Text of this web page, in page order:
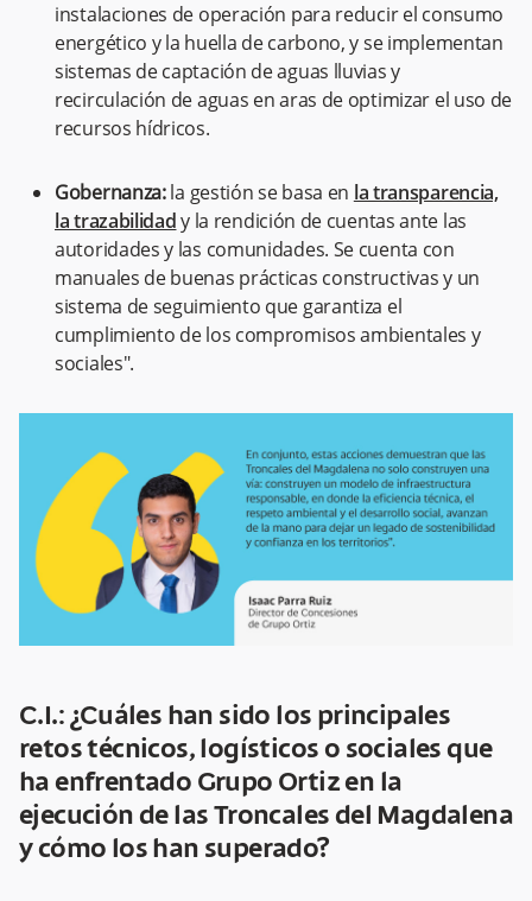
instalaciones de operación para reducir el consumo
energético y la huella de carbono, y se implementan
sistemas de captación de aguas lluvias y
recirculación de aguas en aras de optimizar el uso de
recursos hídricos.
Gobernanza:la gestión se basa en la transparencia,
la trazabilidady la rendición de cuentas ante las
autoridades y las comunidades. Se cuenta con
manuales de buenas prácticas constructivas y un
sistema de seguimiento que garantiza el
cumplimiento de los compromisos ambientales y
sociales".
C.I.: ¿Cuáles han sido los principales
retos técnicos, logísticos o sociales que
ha enfrentado Grupo Ortiz en la
ejecución de las Troncales del Magdalena
y cómo los han superado?